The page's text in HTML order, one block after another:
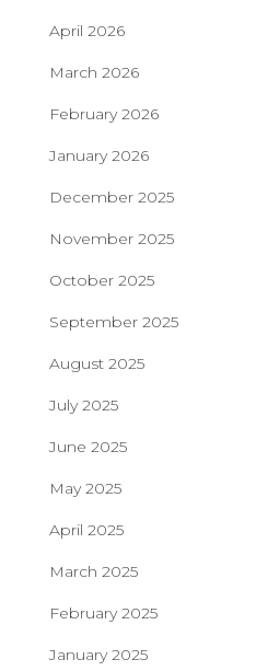
April 2026
March 2026
February 2026
January 2026
December 2025
November 2025
October 2025
September 2025
August 2025
July 2025
June 2025
May 2025
April 2025
March 2025
February 2025
January 2025